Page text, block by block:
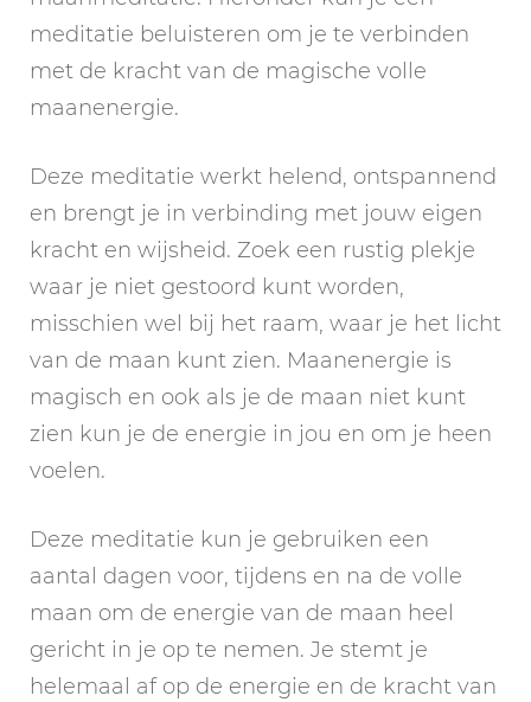
meditatie beluisteren om je te verbinden
met de kracht van de magische volle
maanenergie.
Deze meditatie werkt helend, ontspannend
en brengt je in verbinding met jouw eigen
kracht en wijsheid. Zoek een rustig plekje
waar je niet gestoord kunt worden,
misschien wel bij het raam, waar je het licht
van de maan kunt zien. Maanenergie is
magisch en ook als je de maan niet kunt
zien kun je de energie in jou en om je heen
voelen.
Deze meditatie kun je gebruiken een
aantal dagen voor, tijdens en na de volle
maan om de energie van de maan heel
gericht in je op te nemen. Je stemt je
helemaal af op de energie en de kracht van